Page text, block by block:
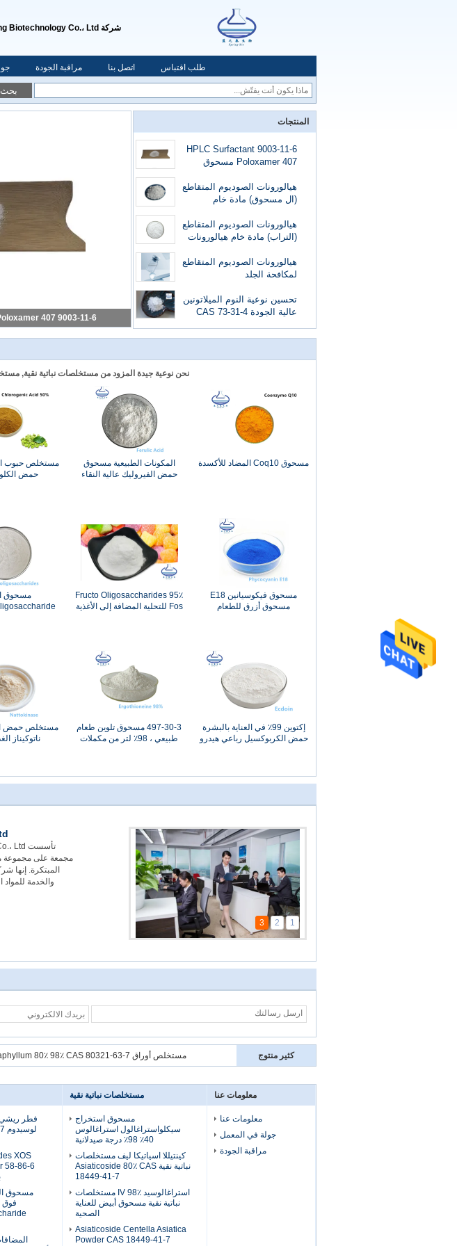
شركة Xi'an Spring Biotechnology Co.، Ltd.
مراقبة الجودة اتصل بنا طلب اقتباس
بحث
المنتجات
9003-11-6 HPLC Surfactant
Poloxamer 407 مسحوق
هيالورونات الصوديوم المتقاطع
(ال مسحوق) مادة خام
المتقاطعة تستخدم في
الجماليات الطبية
هيالورونات الصوديوم المتقاطع
(التراب) مادة خام هيالورونات
هيالورونات الصوديوم المتقاطع
لمكافحة الجلد
تحسين نوعية النوم الميلاتونين
عالية الجودة CAS 73-31-4
نحن نوعية جيدة المزود من مستخلصات نباتية نقية,
مستخلص حبوب
حمض
المكونات الطبيعية مسحوق
حمض الفيروليك عالية النقاء
مسحوق Coq10 المضاد للأكسدة
مسحوق
95٪ Fructo Oligosaccharides
Fos للتحلية المضافة إلى الأغذية
مسحوق فيكوسيانين E18
مسحوق أزرق للطعام
مستخلص حمض
ناتوكيناز
497-30-3 مسحوق تلوين طعام
طبيعي ، 98٪ لتر من مكملات
إكتوين 99٪ في العناية بالبشرة
حمض الكربوكسيل رباعي هيدرو
1
2
3
مجمعة على مجموعة
المبتكرة. إنها
والخدمة للمواد
كثير منتوج مستخلص أوراق PE Gynostemma Pentaphyllum 80٪ 98٪ CAS 80321-63-7
معلومات عنا
معلومات عنا
جولة في المعمل
مراقبة الجودة
مستخلصات نباتية نقية
مسحوق استخراج
سيكلواستراغالول استراغالوس
40٪ 98٪ درجة صيدلانية
كينتيللا اسياتيكا ليف مستخلصات
نباتية نقية Asiaticoside 80٪ CAS
18449-41-7
استراغالوسيد IV 98٪ مستخلصات
نباتية نقية مسحوق أبيض للعناية
الصحية
Asiaticoside Centella Asiatica
Powder CAS 18449-41-7
فطر ريشي
XOS
58-86-6
فوق